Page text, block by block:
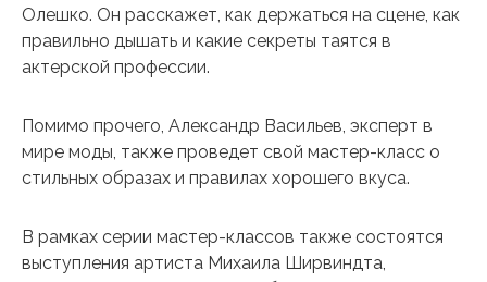
Олешко. Он расскажет, как держаться на сцене, как
правильно дышать и какие секреты таятся в
актерской профессии.
Помимо прочего, Александр Васильев, эксперт в
мире моды, также проведет свой мастер-класс о
стильных образах и правилах хорошего вкуса.
В рамках серии мастер-классов также состоятся
выступления артиста Михаила Ширвиндта,